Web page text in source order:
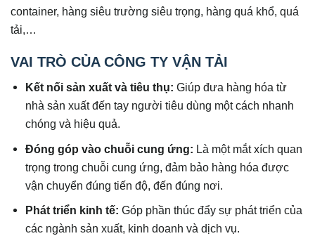
container, hàng siêu trường siêu trọng, hàng quá khổ, quá
tải,…
VAI TRÒ CỦA CÔNG TY VẬN TẢI
Kết nối sản xuất và tiêu thụ: Giúp đưa hàng hóa từ
nhà sản xuất đến tay người tiêu dùng một cách nhanh
chóng và hiệu quả.
Đóng góp vào chuỗi cung ứng: Là một mắt xích quan
trọng trong chuỗi cung ứng, đảm bảo hàng hóa được
vận chuyển đúng tiến độ, đến đúng nơi.
Phát triển kinh tế: Góp phần thúc đẩy sự phát triển của
các ngành sản xuất, kinh doanh và dịch vụ.